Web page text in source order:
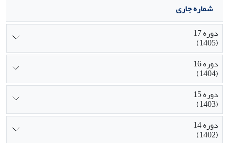
شماره جاری
دوره 17
(1405)
دوره 16
(1404)
دوره 15
(1403)
دوره 14
(1402)